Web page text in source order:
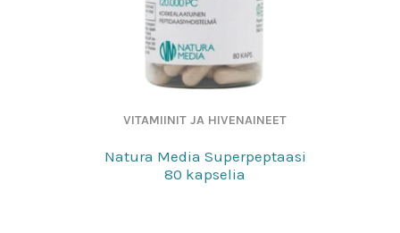
VITAMIINIT JA HIVENAINEET
Natura Media Superpeptaasi
80 kapselia